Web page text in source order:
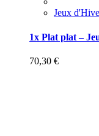
Jeux
1x Plat plat –
70,30 €